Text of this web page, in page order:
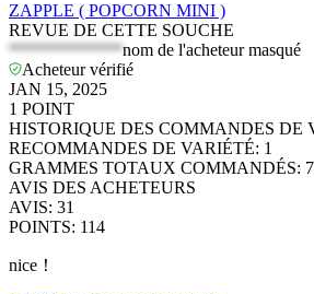
ZAPPLE ( POPCORN MINI )
REVUE DE CETTE SOUCHE
*************nom de l'acheteur masqué
Acheteur vérifié
JAN 15, 2025
1 POINT
HISTORIQUE DES COMMANDES DE
RECOMMANDES DE VARIÉTÉ: 1
GRAMMES TOTAUX COMMANDÉS: 7
AVIS DES ACHETEURS
AVIS: 31
POINTS: 114
nice！